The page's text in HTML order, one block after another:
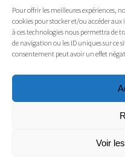
Pour offrir les meilleures expériences,
cookies pour stocker et/ou accéder
à ces technologies nous permettra de
de navigation ou les ID uniques sur ce
consentement peut avoir un effet
Voir
Tél. 04 50 20 91 15